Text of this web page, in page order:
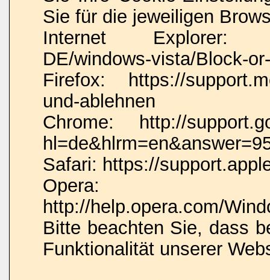
Sie für die jeweiligen
Internet Explorer:
DE/windows-vista/Block-
Firefox: https://
und-ablehnen
Chrome: http://
Safari: https://
Opera:
http://help.opera.com/
Bitte beachten Sie, dass
Funktionalität unserer